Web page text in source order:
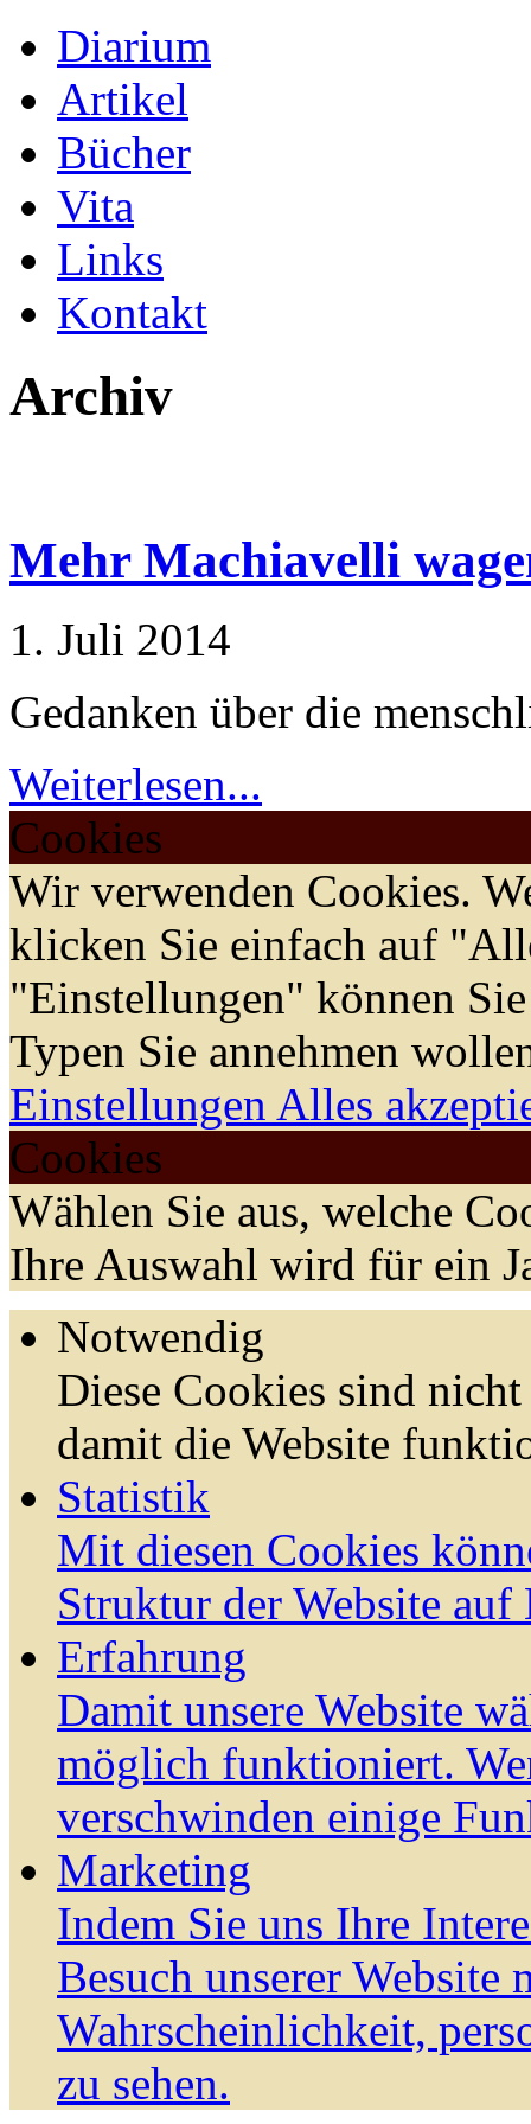
Diarium
Artikel
Bücher
Vita
Links
Kontakt
Archiv
Mehr Machiavelli
1. Juli 2014
Gedanken über die
Weiterlesen...
Cookies
Wir verwenden Cookies.
klicken Sie einfach auf
"Einstellungen" können
Typen Sie annehmen
Einstellungen Alles
Cookies
Wählen Sie aus, welche
Ihre Auswahl wird für ein
Notwendig
Diese Cookies sind
damit die Website
Statistik
Mit diesen Cookies
Struktur der Website auf
Erfahrung
Damit unsere Website
möglich funktioniert.
verschwinden einige
Marketing
Indem Sie uns Ihre
Besuch unserer Website
Wahrscheinlichkeit,
zu sehen.